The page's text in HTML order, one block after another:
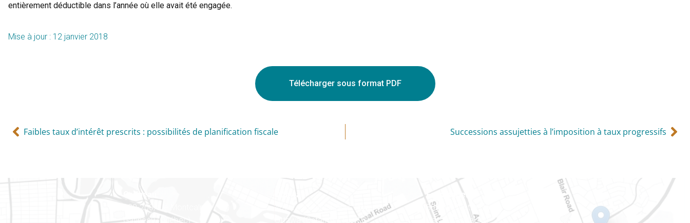
entièrement déductible dans l’année où elle avait été engagée.
Mise à jour : 12 janvier 2018
Télécharger sous format PDF
Faibles taux d’intérêt prescrits : possibilités de planification fiscale Successions assujetties à l’imposition à taux progressifs
Gatineau
100-200, rue Montcalm
Gatineau (Québec)
Ottawa
400-1420, place Blair Towers
Ottawa (Ontario) K1J 9L8
Est ontarien
888, rue Notre-Dame
Case postale 101